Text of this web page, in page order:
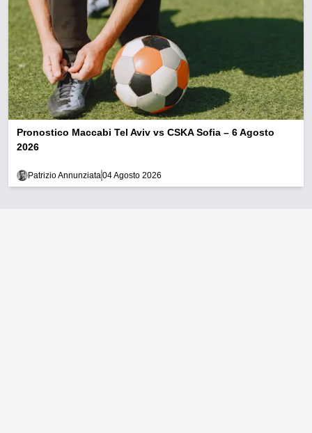
Pronostico Maccabi Tel Aviv vs CSKA Sofia – 6 Agosto
2026
Patrizio Annunziata04 Agosto 2026